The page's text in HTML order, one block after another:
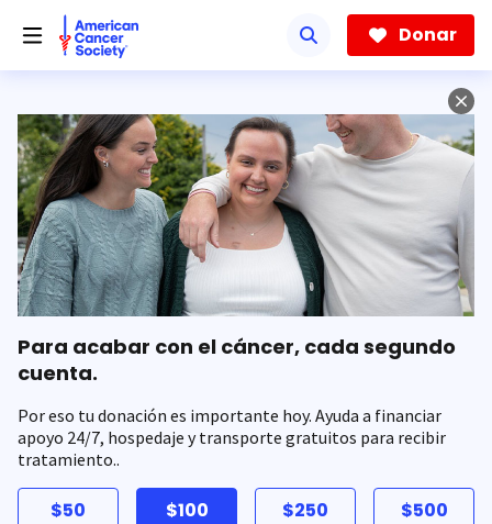
hacia
contenido
Donar
Para acabar con el cáncer, cada segundo
cuenta.
Por eso tu donación es importante hoy. Ayuda a financiar
apoyo 24/7, hospedaje y transporte gratuitos para recibir
tratamiento..
$50 $100 $250 $500